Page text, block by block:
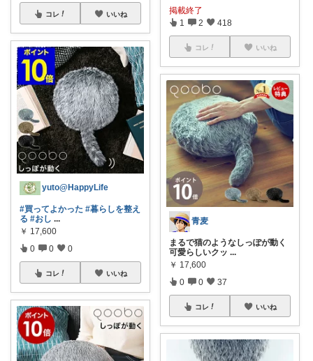
コレ いいね
yuto@HappyLife
#買ってよかった #暮らしを整え
る #おし ...
￥ 17,600
0 0 0
コレ いいね
掲載終了
1 2 418
コレ いいね
青麦
まるで猫のようなしっぽが動く
可愛らしいクッ ...
￥ 17,600
0 0 37
コレ いいね